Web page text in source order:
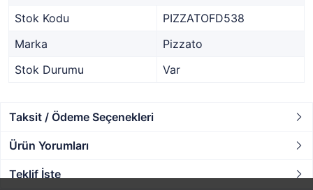
Stok Kodu
PIZZATOFD538
Marka
Pizzato
Stok Durumu
Var
Taksit / Ödeme Seçenekleri
Ürün Yorumları
Teklif İste